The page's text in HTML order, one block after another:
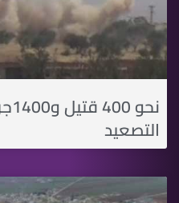
التصعيد